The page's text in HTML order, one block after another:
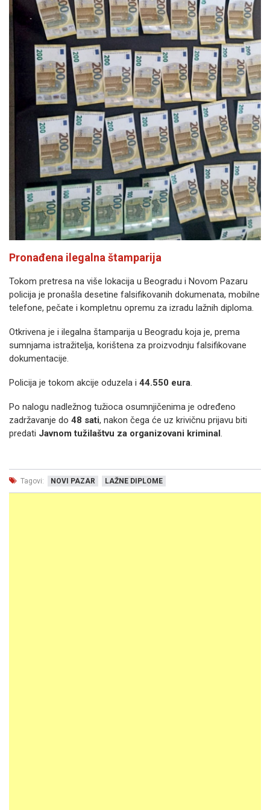
Pronađena ilegalna štamparija
Tokom pretresa na više lokacija u Beogradu i Novom Pazaru
policija je pronašla desetine falsifikovanih dokumenata, mobilne
telefone, pečate i kompletnu opremu za izradu lažnih diploma.
Otkrivena je i ilegalna štamparija u Beogradu koja je, prema
sumnjama istražitelja, korištena za proizvodnju falsifikovane
dokumentacije.
Policija je tokom akcije oduzela i 44.550 eura.
Po nalogu nadležnog tužioca osumnjičenima je određeno
zadržavanje do 48 sati, nakon čega će uz krivičnu prijavu biti
predati Javnom tužilaštvu za organizovani kriminal.
Tagovi: NOVI PAZAR LAŽNE DIPLOME